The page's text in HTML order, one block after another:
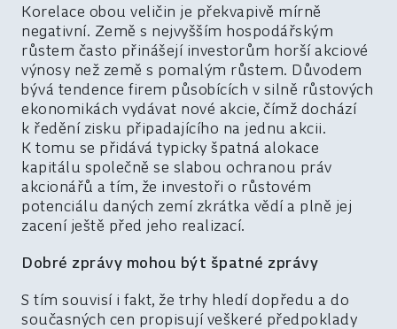
Korelace obou veličin je překvapivě mírně
negativní. Země s nejvyšším hospodářským
růstem často přinášejí investorům horší akciové
výnosy než země s pomalým růstem. Důvodem
bývá tendence firem působících v silně růstových
ekonomikách vydávat nové akcie, čímž dochází
k ředění zisku připadajícího na jednu akcii.
K tomu se přidává typicky špatná alokace
kapitálu společně se slabou ochranou práv
akcionářů a tím, že investoři o růstovém
potenciálu daných zemí zkrátka vědí a plně jej
zacení ještě před jeho realizací.
Dobré zprávy mohou být špatné zprávy
S tím souvisí i fakt, že trhy hledí dopředu a do
současných cen propisují veškeré předpoklady